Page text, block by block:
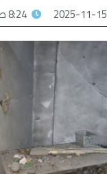
2025-11-15 8:24 ص